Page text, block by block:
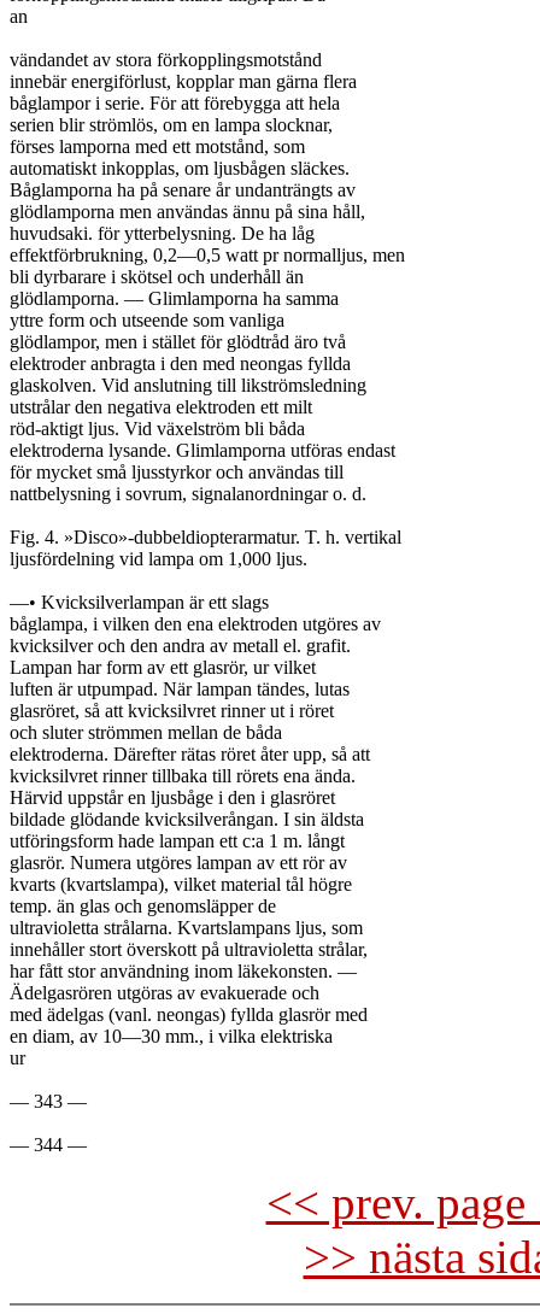
an
vändandet av stora förkopplingsmotstånd
innebär energiförlust, kopplar man gärna flera
båglampor i serie. För att förebygga att hela
serien blir strömlös, om en lampa slocknar,
förses lamporna med ett motstånd, som
automatiskt inkopplas, om ljusbågen släckes.
Båglamporna ha på senare år undanträngts av
glödlamporna men användas ännu på sina håll,
huvudsaki. för ytterbelysning. De ha låg
effektförbrukning, 0,2—0,5 watt pr normalljus, men
bli dyrbarare i skötsel och underhåll än
glödlamporna. — Glimlamporna ha samma
yttre form och utseende som vanliga
glödlampor, men i stället för glödtråd äro två
elektroder anbragta i den med neongas fyllda
glaskolven. Vid anslutning till likströmsledning
utstrålar den negativa elektroden ett milt
röd-aktigt ljus. Vid växelström bli båda
elektroderna lysande. Glimlamporna utföras endast
för mycket små ljusstyrkor och användas till
nattbelysning i sovrum, signalanordningar o. d.
Fig. 4. »Disco»-dubbeldiopterarmatur. T. h. vertikal
ljusfördelning vid lampa om 1,000 ljus.
—• Kvicksilverlampan är ett slags
båglampa, i vilken den ena elektroden utgöres av
kvicksilver och den andra av metall el. grafit.
Lampan har form av ett glasrör, ur vilket
luften är utpumpad. När lampan tändes, lutas
glasröret, så att kvicksilvret rinner ut i röret
och sluter strömmen mellan de båda
elektroderna. Därefter rätas röret åter upp, så att
kvicksilvret rinner tillbaka till rörets ena ända.
Härvid uppstår en ljusbåge i den i glasröret
bildade glödande kvicksilverångan. I sin äldsta
utföringsform hade lampan ett c:a 1 m. långt
glasrör. Numera utgöres lampan av ett rör av
kvarts (kvartslampa), vilket material tål högre
temp. än glas och genomsläpper de
ultravioletta strålarna. Kvartslampans ljus, som
innehåller stort överskott på ultravioletta strålar,
har fått stor användning inom läkekonsten. —
Ädelgasrören utgöras av evakuerade och
med ädelgas (vanl. neongas) fyllda glasrör med
en diam, av 10—30 mm., i vilka elektriska
ur
— 343 —
<< prev.
>> nästa